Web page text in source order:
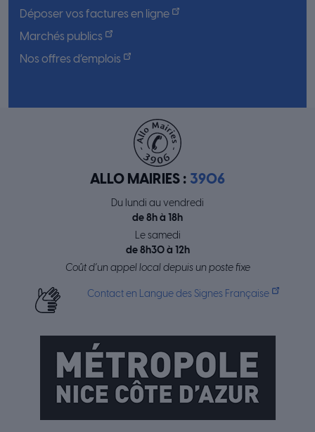
Déposer vos factures en ligne
Marchés publics
Nos offres d’emplois
ALLO MAIRIES : 3906
Du lundi au vendredi
de 8h à 18h
Le samedi
de 8h30 à 12h
Coût d’un appel local depuis un poste fixe
Contact en Langue des Signes Française